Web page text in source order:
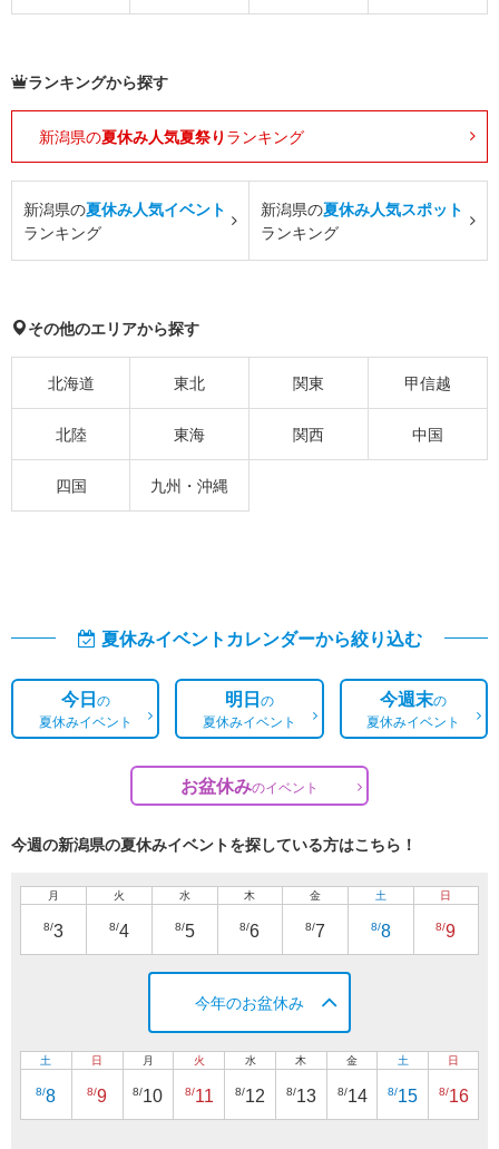
ランキングから探す
新潟県の夏休み人気夏祭り ランキング
新潟県の夏休み人気イベント
ランキング
新潟県の夏休み人気スポット
ランキング
その他のエリアから探す
北海道 東北 関東 甲信越
北陸 東海 関西 中国
四国 九州・沖縄
夏休みイベントカレンダーから絞り込む
今日の
夏休みイベント
明日の
夏休みイベント
今週末の
夏休みイベント
お盆休みのイベント
今週の新潟県の夏休みイベントを探している方はこちら！
月
8/3
火
8/4
水
8/5
木
8/6
金
8/7
土
8/8
日
8/9
今年のお盆休み
土
8/8
日
8/9
月
8/10
火
8/11
水
8/12
木
8/13
金
8/14
土
8/15
日
8/16